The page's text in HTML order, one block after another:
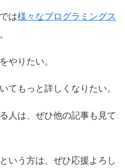
は様々なプログラミングス
やりたい。
てもっと詳しくなりたい。
人は、ぜひ他の記事も見て
いう方は、ぜひ応援よろし